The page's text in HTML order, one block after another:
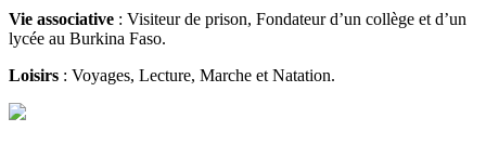
Vie associative : Visiteur de prison, Fondateur d’un collège et d’un
lycée au Burkina Faso.
Loisirs : Voyages, Lecture, Marche et Natation.